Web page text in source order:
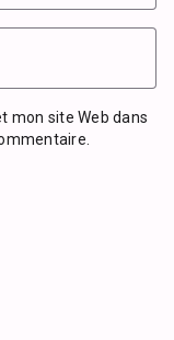
mon site Web dans